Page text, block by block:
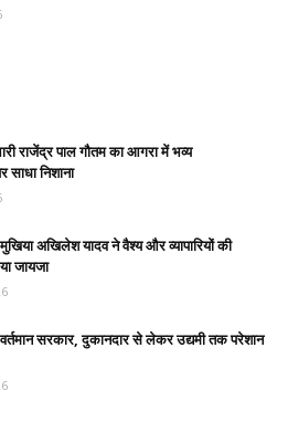
राजेंद्र पाल गौतम का आगरा में भव्य
साधा निशाना
अखिलेश यादव ने वैश्य और व्यापारियों की
जायजा
है वर्तमान सरकार, दुकानदार से लेकर उद्यमी तक परेशान